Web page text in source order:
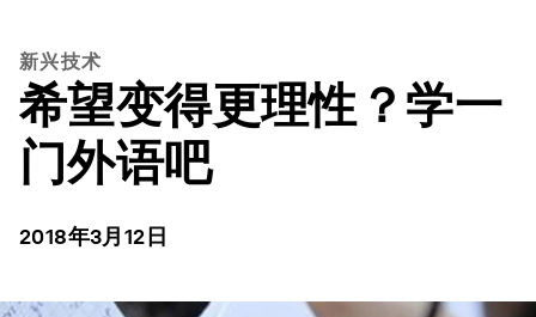
新兴技术
希望变得更理性？学一
门外语吧
2018年3月12日